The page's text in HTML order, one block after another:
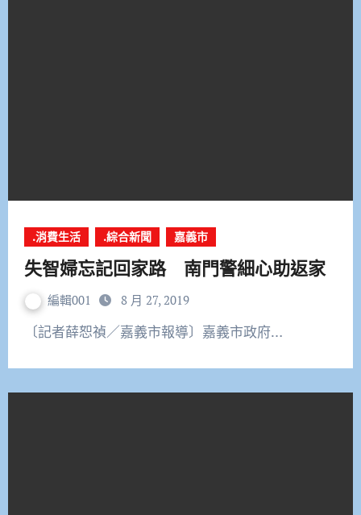
.消費生活 .綜合新聞 嘉義市
失智婦忘記回家路 南門警細心助返家
編輯001 8 月 27, 2019
〔記者薛恕禎／嘉義市報導〕嘉義市政府…